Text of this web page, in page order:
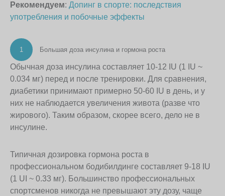
Рекомендуем: Допинг в спорте: последствия
употребления и побочные эффекты
1 Большая доза инсулина и гормона роста
Обычная доза инсулина составляет 10-12 IU (1 IU ~
0.034 мг) перед и после тренировки. Для сравнения,
диабетики принимают примерно 50-60 IU в день, и у
них не наблюдается увеличения живота (разве что
жирового). Таким образом, скорее всего, дело не в
инсулине.
Типичная дозировка гормона роста в
профессиональном бодибилдинге составляет 9-18 IU
(1 UI ~ 0.33 мг). Большинство профессиональных
спортсменов никогда не превышают эту дозу, чаще